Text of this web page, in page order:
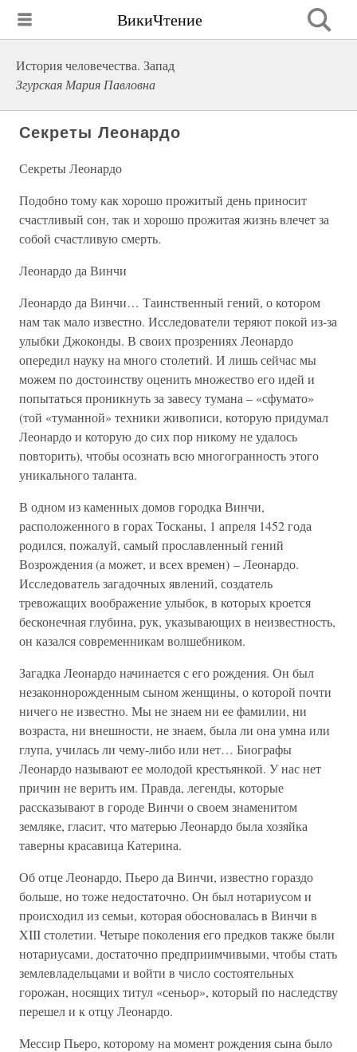
ВикиЧтение
История человечества. Запад
Згурская Мария Павловна
Секреты Леонардо
Секреты Леонардо
Подобно тому как хорошо прожитый день приносит
счастливый сон, так и хорошо прожитая жизнь влечет за
собой счастливую смерть.
Леонардо да Винчи
Леонардо да Винчи… Таинственный гений, о котором
нам так мало известно. Исследователи теряют покой из-за
улыбки Джоконды. В своих прозрениях Леонардо
опередил науку на много столетий. И лишь сейчас мы
можем по достоинству оценить множество его идей и
попытаться проникнуть за завесу тумана – «сфумато»
(той «туманной» техники живописи, которую придумал
Леонардо и которую до сих пор никому не удалось
повторить), чтобы осознать всю многогранность этого
уникального таланта.
В одном из каменных домов городка Винчи,
расположенного в горах Тосканы, 1 апреля 1452 года
родился, пожалуй, самый прославленный гений
Возрождения (а может, и всех времен) – Леонардо.
Исследователь загадочных явлений, создатель
тревожащих воображение улыбок, в которых кроется
бесконечная глубина, рук, указывающих в неизвестность,
он казался современникам волшебником.
Загадка Леонардо начинается с его рождения. Он был
незаконнорожденным сыном женщины, о которой почти
ничего не известно. Мы не знаем ни ее фамилии, ни
возраста, ни внешности, не знаем, была ли она умна или
глупа, училась ли чему-либо или нет… Биографы
Леонардо называют ее молодой крестьянкой. У нас нет
причин не верить им. Правда, легенды, которые
рассказывают в городе Винчи о своем знаменитом
земляке, гласит, что матерью Леонардо была хозяйка
таверны красавица Катерина.
Об отце Леонардо, Пьеро да Винчи, известно гораздо
больше, но тоже недостаточно. Он был нотариусом и
происходил из семьи, которая обосновалась в Винчи в
XIII столетии. Четыре поколения его предков также были
нотариусами, достаточно предприимчивыми, чтобы стать
землевладельцами и войти в число состоятельных
горожан, носящих титул «сеньор», который по наследству
перешел и к отцу Леонардо.
Мессир Пьеро, которому на момент рождения сына было